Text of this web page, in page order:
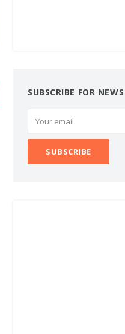
SUBSCRIBE FOR NEWS